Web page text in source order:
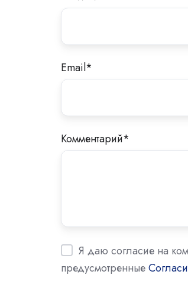
Email*
Комментарий*
Я даю согласие на
предусмотренные